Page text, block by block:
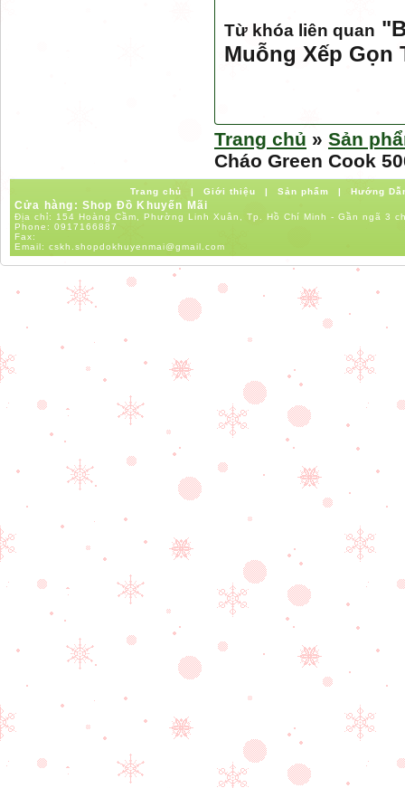
Từ khóa liên quan "
Muỗng Xếp Gọn
Trang chủ » Sản
Cháo Green Cook
Trang chủ | Giới thiệu | Sản phẩm | Hướng
Cửa hàng: Shop Đồ Khuyến Mãi
Địa chỉ: 154 Hoàng Cầm, Phường Linh Xuân, Tp. Hồ Chí Minh - Gần ngã 3
Phone: 0917166887
Fax:
Email: cskh.shopdokhuyenmai@gmail.com